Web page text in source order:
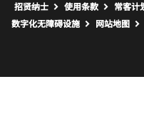
招贤纳士 打开新窗口
使用条款 打开
常客计
数字化无障碍设施
网站地图